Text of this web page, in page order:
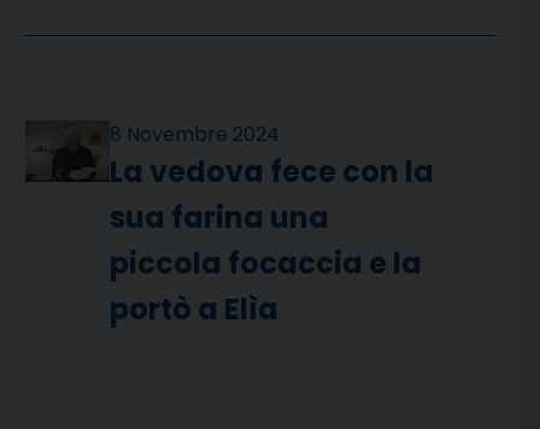
8 Novembre 2024
La vedova fece con la
sua farina una
piccola focaccia e la
portò a Elìa